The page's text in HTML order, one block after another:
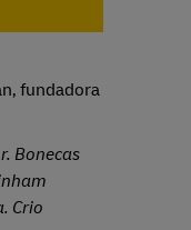
fundadora
Bonecas
Crio